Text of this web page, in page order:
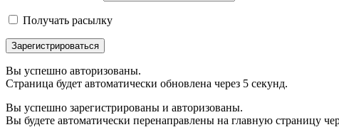
Получать расылку
Зарегистрироваться
Вы успешно авторизованы.
Страница будет автоматически обновлена через 5 секунд.
Вы успешно зарегистрированы и авторизованы.
Вы будете автоматически перенаправлены на главную страницу